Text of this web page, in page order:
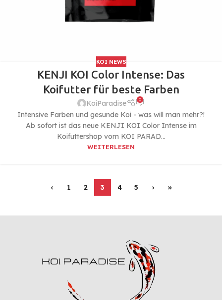
KOI NEWS
KENJI KOI Color Intense: Das
Koifutter für beste Farben
KoiParadise 0
Intensive Farben und gesunde Koi - was will man mehr?!
Ab sofort ist das neue KENJI KOI Color Intense im
Koifuttershop vom KOI PARAD...
WEITERLESEN
‹ 1 2 3 4 5 › »